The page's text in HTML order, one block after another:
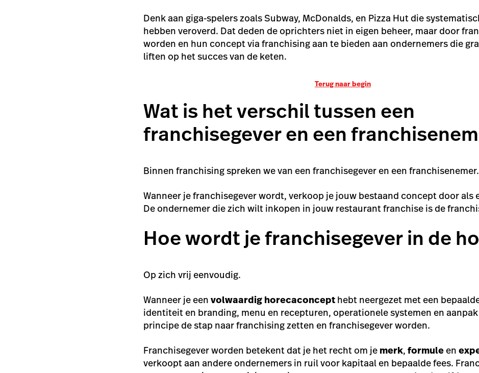
Denk aan giga-spelers zoals Subway, McDonalds, en Pizza Hut die
hebben veroverd. Dat deden de oprichters niet in eigen beheer, maar door
worden en hun concept via franchising aan te bieden aan ondernemers die
liften op het succes van de keten.
Terug naar begin
Wat is het verschil tussen een
franchisegever en een
Binnen franchising spreken we van een franchisegever en een franchisenemer.
Wanneer je franchisegever wordt, verkoop je jouw bestaand concept door als
De ondernemer die zich wilt inkopen in jouw restaurant franchise is de
Hoe wordt je franchisegever in de
Op zich vrij eenvoudig.
Wanneer je eenvolwaardig horecaconcept hebt neergezet met een
identiteit en branding, menu en recepturen, operationele systemen en
principe de stap naar franchising zetten en franchisegever worden.
Franchisegever worden betekent dat je het recht om je merk,formule en
verkoopt aan andere ondernemers in ruil voor kapitaal en bepaalde fees.